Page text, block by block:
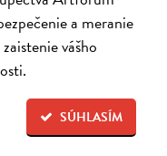
a meranie
vášho
SÚHLASÍM
a zároveň místo, kde se